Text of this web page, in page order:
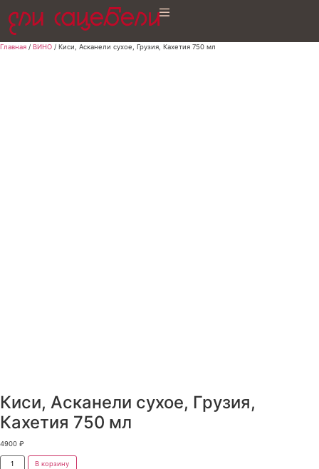
Главная / ВИНО / Киси, Асканели сухое, Грузия, Кахетия 750 мл
Киси, Асканели сухое, Грузия,
Кахетия 750 мл
4900 ₽
В корзину